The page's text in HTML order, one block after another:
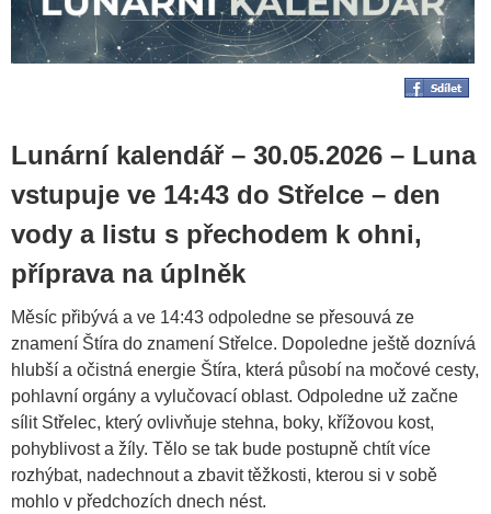
Lunární kalendář – 30.05.2026 – Luna
vstupuje ve 14:43 do Střelce – den
vody a listu s přechodem k ohni,
příprava na úplněk
Měsíc přibývá a ve 14:43 odpoledne se přesouvá ze
znamení Štíra do znamení Střelce. Dopoledne ještě doznívá
hlubší a očistná energie Štíra, která působí na močové cesty,
pohlavní orgány a vylučovací oblast. Odpoledne už začne
sílit Střelec, který ovlivňuje stehna, boky, křížovou kost,
pohyblivost a žíly. Tělo se tak bude postupně chtít více
rozhýbat, nadechnout a zbavit těžkosti, kterou si v sobě
mohlo v předchozích dnech nést.